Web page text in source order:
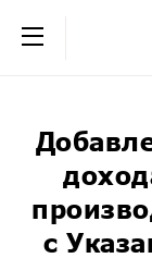
+7 (495)
обратная связь
с